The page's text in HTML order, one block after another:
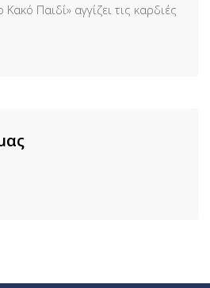
Παιδί» αγγίζει τις καρδιές